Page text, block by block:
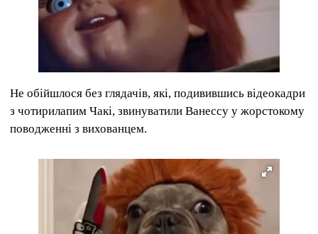
Не обійшлося без глядачів, які, подивившись відеокадри
з чотирилапим Чакі, звинуватили Ванессу у жорстокому
поводженні з вихованцем.